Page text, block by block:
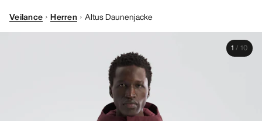
DAMEN
Veilance Herren Altus Daunenjacke
1 / 10